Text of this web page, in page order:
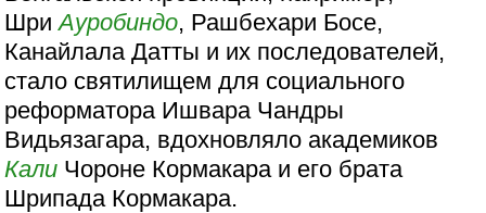
ШриАуробиндо, Рашбехари Босе,
Канайлала Датты и их последователей,
стало святилищем для социального
реформатора Ишвара Чандры
Видьязагара, вдохновляло академиков
Кали Чороне Кормакара и его брата
Шрипада Кормакара.